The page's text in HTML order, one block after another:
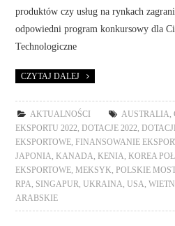
produktów czy usług na rynkach
odpowiedni program konkursowy dla
Technologiczne
CZYTAJ DALEJ
AKTUALNOŚCI AUSTRALIA ,
EKSPORTU 2022 ,DOTACJE 2022 ,
EKSPORTOWE ,FINANSOWANIE
JAPONIA ,KANADA ,KENIA ,KOREA
EKSPORTOWE ,MEKSYK ,POLSKIE
RPA
SINGAPUR ,UKRAINA ,USA ,
ARABSKIE